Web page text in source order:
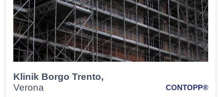
Klinik Borgo Trento,
Verona
CONTOPP®